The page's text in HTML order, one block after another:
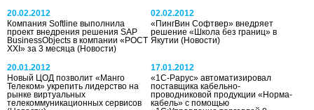
20.02.2012
Компания Softline выполнила
проект внедрения решения SAP
BusinessObjects в компании «РОСТ
XXI» за 3 месяца (Новости)
02.02.2012
«ПингВин Софтвер» внедряет
решение «Школа без границ» в
Якутии(Новости)
20.01.2012
Новый ЦОД позволит «Манго
Телеком» укрепить лидерство на
рынке виртуальных
телекоммуникационных сервисов
17.01.2012
«1С-Рарус» автоматизировал
поставщика кабельно-
проводниковой продукции «Норма-
кабель» с помощью